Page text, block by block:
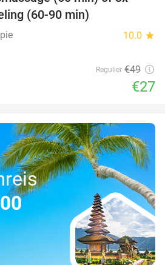
(60-90 min)
10.0 star
Regulier €49
€27